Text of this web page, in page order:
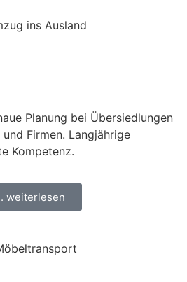
Planung bei Übersiedlungen
Firmen. Langjährige
Kompetenz.
weiterlesen